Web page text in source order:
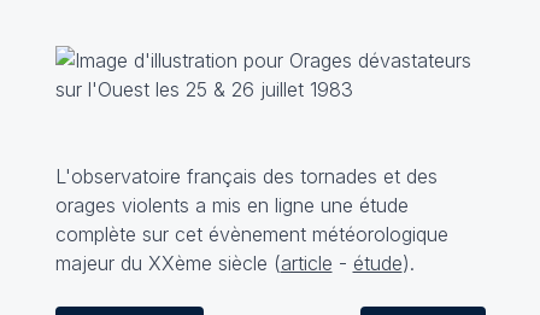
L'observatoire français des tornades et des
orages violents a mis en ligne une étude
complète sur cet évènement météorologique
majeur du XXème siècle (article - étude).